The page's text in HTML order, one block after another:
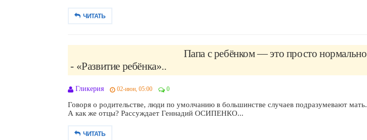
ЧИТАТЬ
Папа с ребёнком — это просто нормально
- «Развитие ребёнка»..
Гликерия 02-июн, 05:00 0
Говоря о родительстве, люди по умолчанию в большинстве случаев подразумевают мать.
А как же отцы? Рассуждает Геннадий ОСИПЕНКО...
ЧИТАТЬ